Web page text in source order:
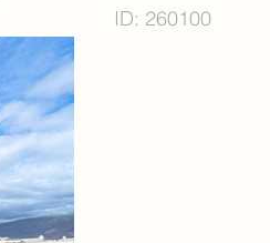
ID: 260100